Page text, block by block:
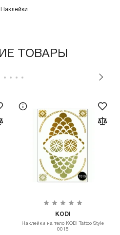
Наклейки
ТОВАРЫ
KODI
Наклейки на тело KODI Tattoo Style
0015